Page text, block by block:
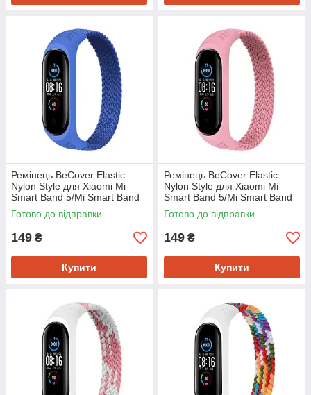
Ремінець BeCover Elastic
Nylon Style для Xiaomi Mi
Smart Band 5/Mi Smart Band
6 Size M Deep Blue (706149)
Готово до відправки
149 ₴
Купити
Ремінець BeCover Elastic
Nylon Style для Xiaomi Mi
Smart Band 5/Mi Smart Band
6 Size M Pink (706152)
Готово до відправки
149 ₴
Купити